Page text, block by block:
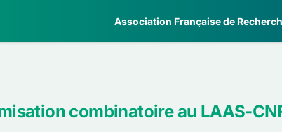
Association Française de
combinatoire au LAAS-